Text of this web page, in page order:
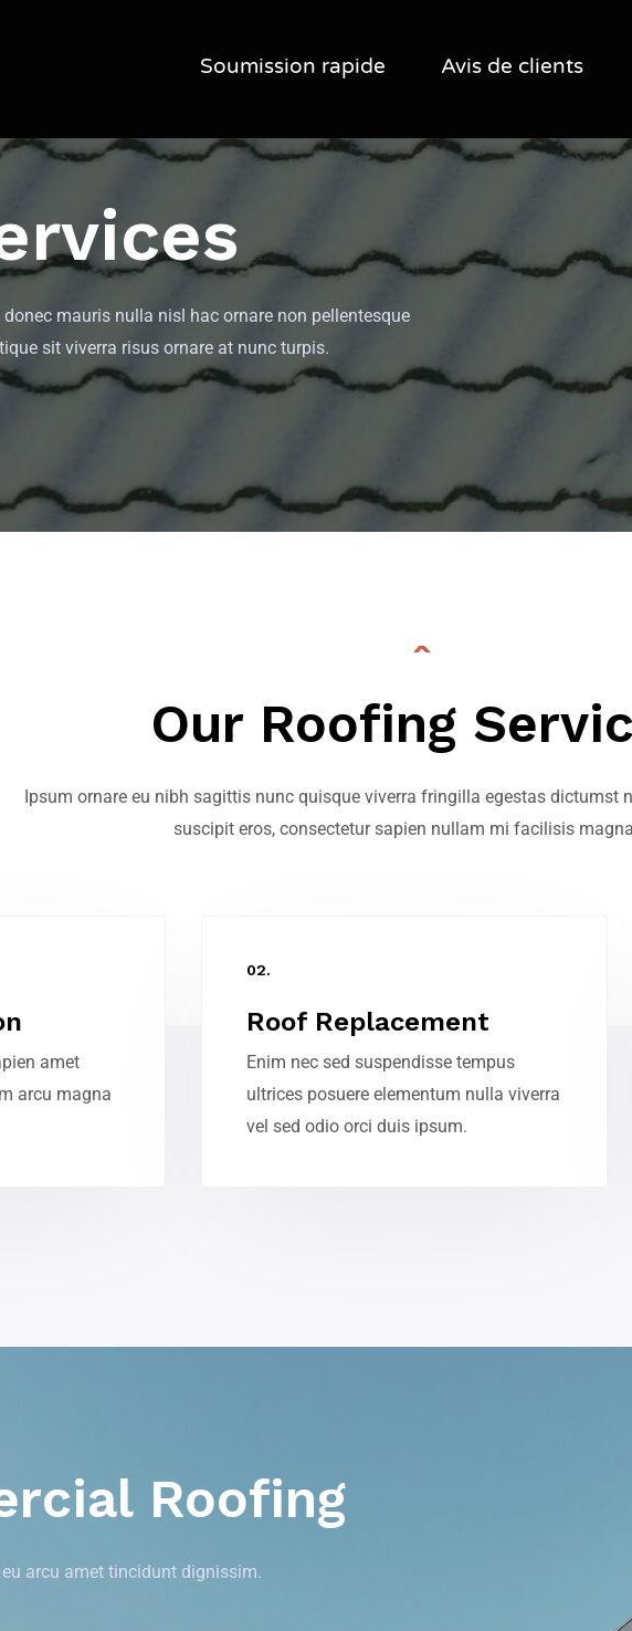
Soumission rapide Avis de clients
mauris nulla nisl hac ornare non pellentesque
sit viverra risus ornare at nunc turpis.
Our Roofing
Ipsum ornare eu nibh sagittis nunc quisque viverra fringilla egestas dictumst
suscipit eros, consectetur sapien nullam mi facilisis
amet
arcu magna
02.
Roof Replacement
Enim nec sed suspendisse tempus
ultrices posuere elementum nulla viverra
vel sed odio orci duis ipsum.
Roofing
arcu amet tincidunt dignissim.